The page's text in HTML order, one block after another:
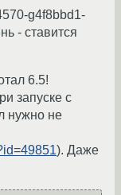
g4f8bbd1-
- ставится
6.5!
запуске с
нужно не
). Даже